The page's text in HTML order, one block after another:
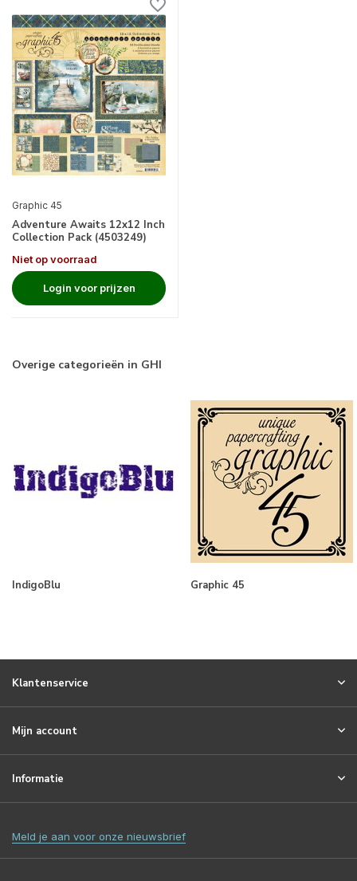
Graphic 45
Adventure Awaits 12x12 Inch
Collection Pack (4503249)
Niet op voorraad
Login voor prijzen
Overige categorieën in GHI
IndigoBlu Graphic 45
Klantenservice
Mijn account
Informatie
Meld je aan voor onze nieuwsbrief